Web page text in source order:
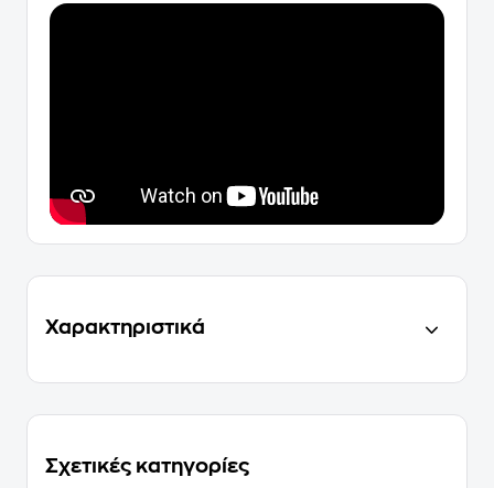
Χαρακτηριστικά
Σχετικές κατηγορίες